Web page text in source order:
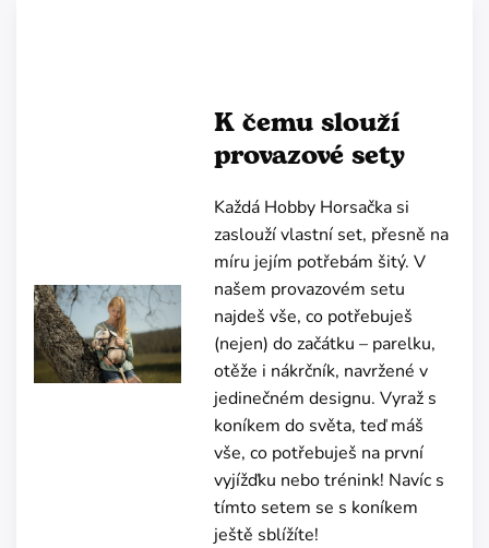
K čemu slouží
provazové sety
Každá Hobby Horsačka si
zaslouží vlastní set, přesně na
míru jejím potřebám šitý. V
našem provazovém setu
najdeš vše, co potřebuješ
(nejen) do začátku – parelku,
otěže i nákrčník, navržené v
jedinečném designu. Vyraž s
koníkem do světa, teď máš
vše, co potřebuješ na první
vyjížďku nebo trénink! Navíc s
tímto setem se s koníkem
ještě sblížíte!